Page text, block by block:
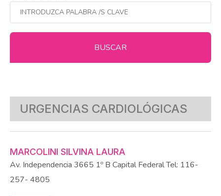
URGENCIAS CARDIOLÓGICAS
MARCOLINI SILVINA LAURA
Av. Independencia 3665 1º B Capital FederalTel: 116-
257- 4805